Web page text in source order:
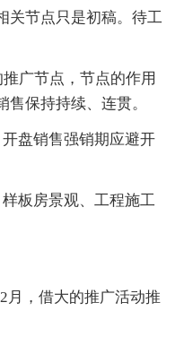
关节点只是初稿。待工
广节点，节点的作用
保持持续、连贯。
盘销售强销期应避开
板房景观、工程施工
，借大的推广活动推